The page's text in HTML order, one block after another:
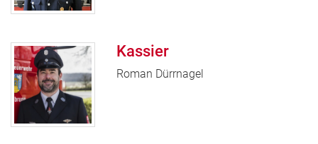
Kassier
Roman Dürrnagel